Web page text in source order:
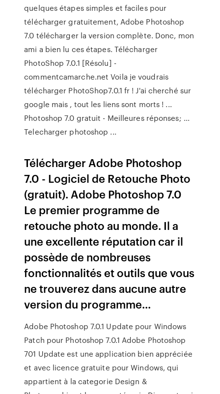
quelques étapes simples et faciles pour
télécharger gratuitement, Adobe Photoshop
7.0 télécharger la version complète. Donc, mon
ami a bien lu ces étapes. Télécharger
PhotoShop 7.0.1 [Résolu] -
commentcamarche.net Voila je voudrais
télécharger PhotoShop7.0.1 fr ! J'ai cherché sur
google mais , tout les liens sont morts ! ...
Photoshop 7.0 gratuit - Meilleures réponses; ...
Telecharger photoshop ...
Télécharger Adobe Photoshop
7.0 - Logiciel de Retouche Photo
(gratuit). Adobe Photoshop 7.0
Le premier programme de
retouche photo au monde. Il a
une excellente réputation car il
possède de nombreuses
fonctionnalités et outils que vous
ne trouverez dans aucune autre
version du programme...
Adobe Photoshop 7.0.1 Update pour Windows
Patch pour Photoshop 7.0.1 Adobe Photoshop
701 Update est une application bien appréciée
et avec licence gratuite pour Windows, qui
appartient à la categorie Design &